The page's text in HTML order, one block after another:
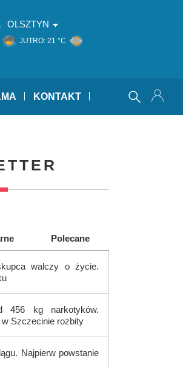
OLSZTYN
JUTRO: 21 °C
KONTAKT
Polecane
walczy o życie.
456 kg narkotyków.
Szczecinie rozbity
Najpierw powstanie